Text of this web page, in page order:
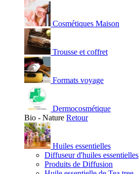
Cosmétiques Maison
Trousse et coffret
Formats voyage
Dermocosmétique
Bio - Nature Retour
Huiles essentielles
Diffuseur d'huiles essentielles
Produits de Diffusion